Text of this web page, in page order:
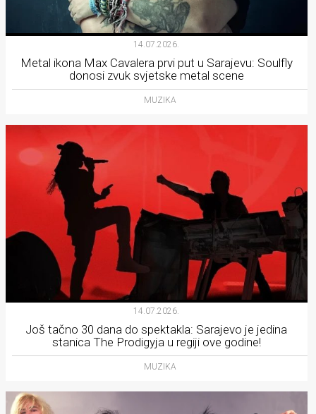
14.07.2026.
Metal ikona Max Cavalera prvi put u Sarajevu: Soulfly
donosi zvuk svjetske metal scene
MUZIKA
14.07.2026.
Još tačno 30 dana do spektakla: Sarajevo je jedina
stanica The Prodigyja u regiji ove godine!
MUZIKA